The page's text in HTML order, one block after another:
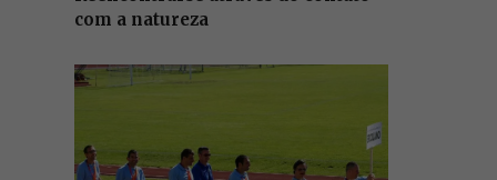
com a natureza